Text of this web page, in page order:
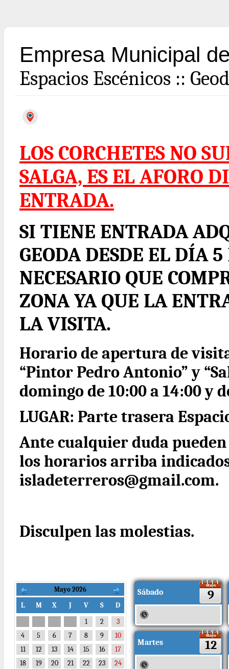
Empresa Municipal
Espacios Escénicos ::
LOS CORCHETES NO
SALGA, ES EL AFORO
ENTRADA.
SI TIENE ENTRADA
GEODA DESDE EL DÍA
NECESARIO QUE
ZONA YA QUE LA
LA VISITA.
Horario de apertura de
“Pintor Pedro Antonio” y
domingo de 10:00 a 14:00 y
LUGAR: Parte trasera
Ante cualquier duda
los horarios arriba
isladeterreros@gmail.com.
Disculpen las molestias.
Mayo 2026
L M X J V S
D
1
2
3
4
5 6 7 8 9
10
11
12 13 14 15 16
17
18
19 20 21 22 23
24
Sábado
Mayo
9
Martes
Mayo
12